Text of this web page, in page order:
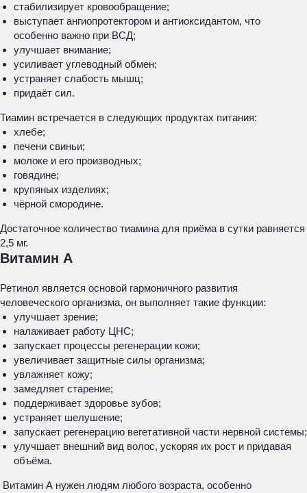
стабилизирует кровообращение;
выступает ангиопротектором и антиоксидантом, что
особенно важно при ВСД;
улучшает внимание;
усиливает углеводный обмен;
устраняет слабость мышц;
придаёт сил.
Тиамин встречается в следующих продуктах питания:
хлебе;
печени свиньи;
молоке и его производных;
говядине;
крупяных изделиях;
чёрной смородине.
Достаточное количество тиамина для приёма в сутки равняется
2,5 мг.
Витамин А
Ретинол является основой гармоничного развития
человеческого организма, он выполняет такие функции:
улучшает зрение;
налаживает работу ЦНС;
запускает процессы регенерации кожи;
увеличивает защитные силы организма;
увлажняет кожу;
замедляет старение;
поддерживает здоровье зубов;
устраняет шелушение;
запускает регенерацию вегетативной части нервной системы;
улучшает внешний вид волос, ускоряя их рост и придавая
объёма.
Витамин А нужен людям любого возраста, особенно